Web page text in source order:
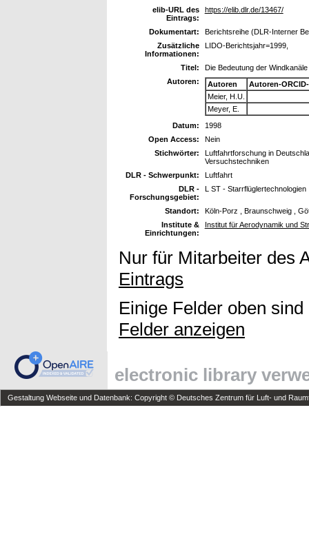
elib-URL des
Eintrags:
https://elib.dlr.de/13467/
Dokumentart:
Berichtsreihe (DLR-Interner
Zusätzliche
Informationen:
LIDO-Berichtsjahr=1999,
Titel:
Die Bedeutung der
Autoren:
Autoren
Autoren-
Meier, H.U.
Meyer, E.
Datum:
1998
Open Access:
Nein
Stichwörter:
Luftfahrtforschung in
Versuchstechniken
DLR - Schwerpunkt:
Luftfahrt
DLR -
Forschungsgebiet:
L ST - Starrflüglertechnologien
Standort:
Köln-Porz , Braunschweig ,
Institute &
Einrichtungen:
Institut für Aerodynamik und
Nur für Mitarbeiter des
Eintrags
Einige Felder oben
Felder anzeigen
electronic library
Gestaltung Webseite und Datenbank: Copyright © Deutsches Zentrum für Luft- und